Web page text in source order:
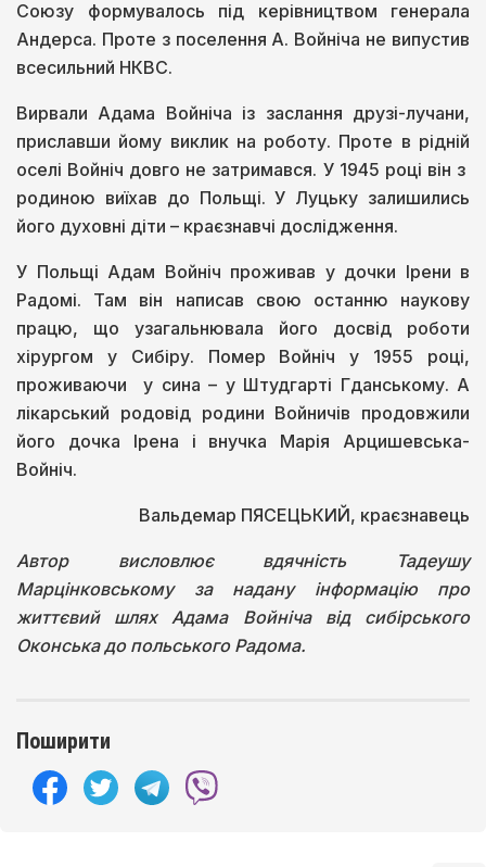
Союзу формувалось під керівництвом генерала
Андерса. Проте з поселення А. Войніча не випустив
всесильний НКВС.
Вирвали Адама Войніча із заслання друзі-лучани,
приславши йому виклик на роботу. Проте в рідній
оселі Войніч довго не затримався. У 1945 році він з
родиною виїхав до Польщі. У Луцьку залишились
його духовні діти – краєзнавчі дослідження.
У Польщі Адам Войніч проживав у дочки Ірени в
Радомі. Там він написав свою останню наукову
працю, що узагальнювала його досвід роботи
хірургом у Сибіру. Помер Войніч у 1955 році,
проживаючи у сина – у Штудгарті Гданському. А
лікарський родовід родини Войничів продовжили
його дочка Ірена і внучка Марія Арцишевська-
Войніч.
Вальдемар ПЯСЕЦЬКИЙ, краєзнавець
Автор висловлює вдячність Тадеушу
Марцінковському за надану інформацію про
життєвий шлях Адама Войніча від сибірського
Оконська до польського Радома.
Поширити